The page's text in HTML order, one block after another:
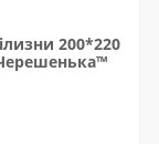
200*220